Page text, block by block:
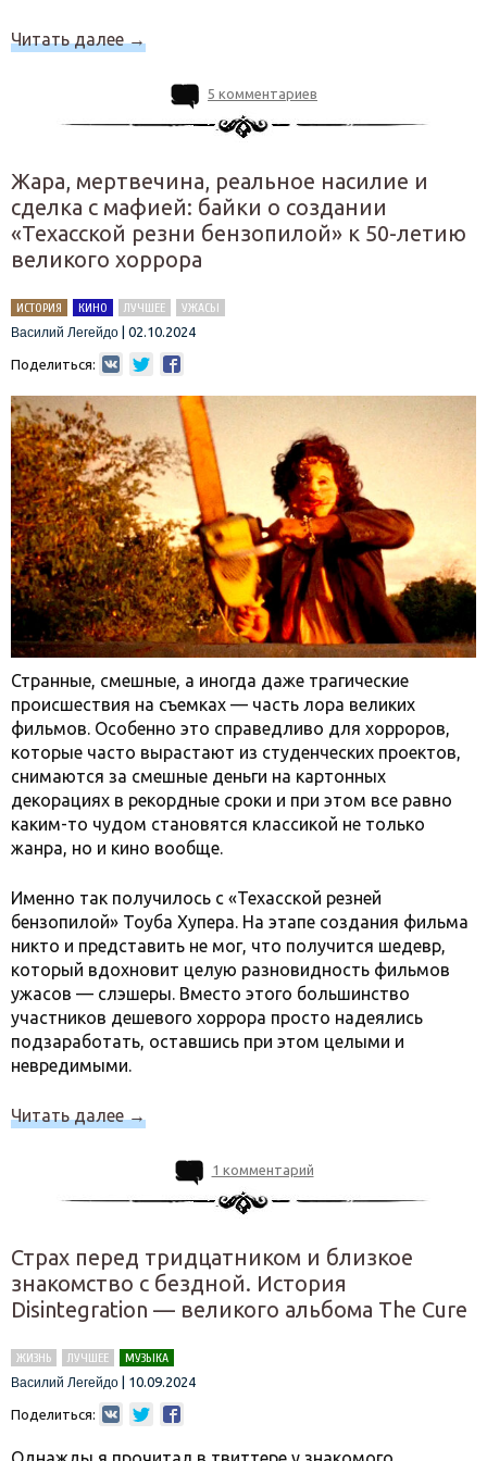
Читать далее→
5 комментариев
Жара, мертвечина, реальное насилие и
сделка с мафией: байки о создании
«Техасской резни бензопилой» к 50-летию
великого хоррора
ИСТОРИЯ КИНО ЛУЧШЕЕ
УЖАСЫ
Василий Легейдо
02.10.2024
Поделиться:
Странные, смешные, а иногда даже трагические
происшествия на съемках — часть лора великих
фильмов. Особенно это справедливо для хорроров,
которые часто вырастают из студенческих проектов,
снимаются за смешные деньги на картонных
декорациях в рекордные сроки и при этом все равно
каким-то чудом становятся классикой не только
жанра, но и кино вообще.
Именно так получилось с «Техасской резней
бензопилой» Тоуба Хупера. На этапе создания фильма
никто и представить не мог, что получится шедевр,
который вдохновит целую разновидность фильмов
ужасов — слэшеры. Вместо этого большинство
участников дешевого хоррора просто надеялись
подзаработать, оставшись при этом целыми и
невредимыми.
Читать далее→
1 комментарий
Страх перед тридцатником и близкое
знакомство с бездной. История
Disintegration — великого альбома The Cure
ЖИЗНЬ ЛУЧШЕЕ
МУЗЫКА
Василий Легейдо | 10.09.2024
Поделиться: